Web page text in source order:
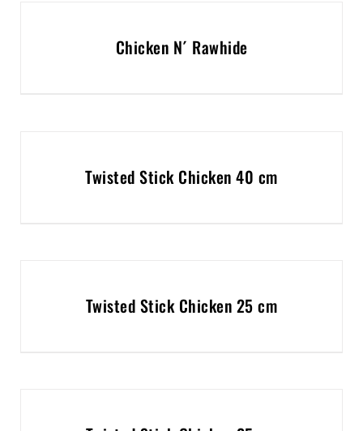
Chicken N´ Rawhide
Twisted Stick Chicken 40 cm
Twisted Stick Chicken 25 cm